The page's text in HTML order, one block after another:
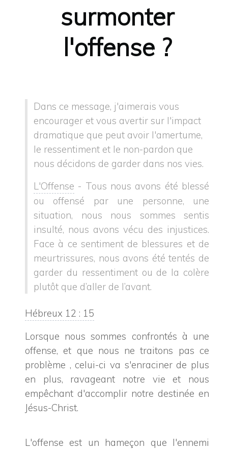
surmonter
l'offense ?
Dans ce message, j'aimerais vous
encourager et vous avertir sur l'impact
dramatique que peut avoir l'amertume,
le ressentiment et le non-pardon que
nous décidons de garder dans nos vies.
L'Offense - Tous nous avons été blessé
ou offensé par une personne, une
situation, nous nous sommes sentis
insulté, nous avons vécu des injustices.
Face à ce sentiment de blessures et de
meurtrissures, nous avons été tentés de
garder du ressentiment ou de la colère
plutôt que d’aller de l’avant.
Hébreux 12 : 15
Lorsque nous sommes confrontés à une
offense, et que nous ne traitons pas ce
problème , celui-ci va s'enraciner de plus
en plus, ravageant notre vie et nous
empêchant d'accomplir notre destinée en
Jésus-Christ.
L'offense est un hameçon que l'ennemi